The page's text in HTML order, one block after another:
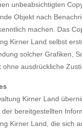
unbeabsichtigten
Objekt nach
machen. Das
Kirner Land selbst
solcher Grafiken,
ausdrückliche
Kirner Land
bereitgestellten
Kirner Land, die sich